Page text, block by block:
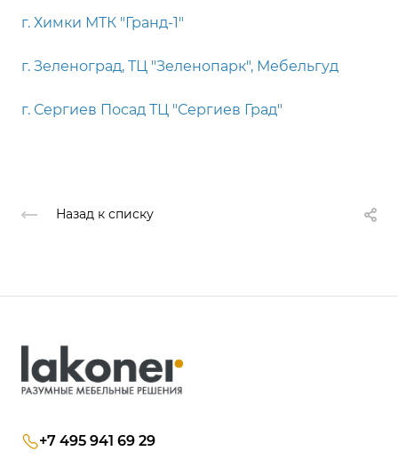
г. Химки МТК "Гранд-1"
г. Зеленоград, ТЦ "Зеленопарк", Мебельгуд
г. Сергиев Посад ТЦ "Сергиев Град"
Назад к списку
+7 495 941 69 29